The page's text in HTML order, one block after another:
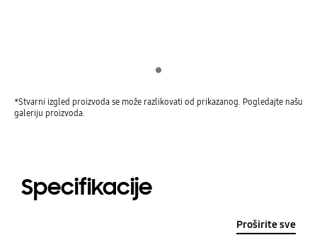
*Stvarni izgled proizvoda se može razlikovati od prikazanog. Pogledajte našu
galeriju proizvoda.
Specifikacije
Proširite sve